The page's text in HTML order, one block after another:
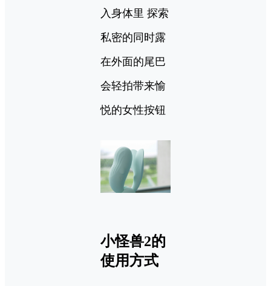
入身体里 探索
私密的同时露
在外面的尾巴
会轻拍带来愉
悦的女性按钮
小怪兽2的
使用方式